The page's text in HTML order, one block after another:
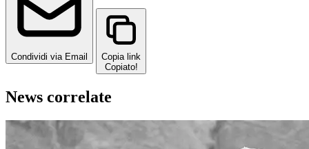
Condividi via Email
Copia link
Copiato!
News correlate